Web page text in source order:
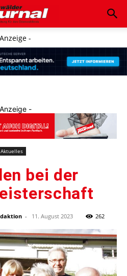
-
-
Aktuelles
bei der
- 11. August 2023 262